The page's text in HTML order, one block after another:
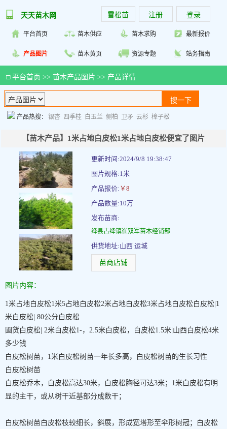
天天苗木网 雪松苗 注册 登录
平台首页 苗木供应 苗木求购 最新报价
产品图片 苗木黄页 资源专题 站务指南
□ 平台首页 >> 苗木产品图片 >> 产品详情
产品热搜： 银杏 四季桂 白玉兰 侧柏 卫矛 云杉 樟子松
【苗木产品】1米占地白皮松1米占地白皮松便宜了图片
更新时间:2024/9/8 19:38:47
图片规格:1米
产品报价: ￥8
产品数量:10万
发布苗商:
绛县古绛镇崔双军苗木经销部
供货地址:山西 运城
苗商店铺
图片内容：
1米占地白皮松1米5占地白皮松2米占地白皮松3米占地白皮松白皮松|1
米白皮松| 80公分白皮松
圃货白皮松| 2米白皮松1-，2.5米白皮松，白皮松1.5米|山西白皮松4米
多少钱
白皮松树苗，1米白皮松树苗一年长多高，白皮松树苗的生长习性
白皮松树苗
白皮松乔木，白皮松高达30米，白皮松胸径可达3米；1米白皮松有明
显的主干，或从树干近基部分成数干；
白皮松树苗白皮松枝较细长，斜展，形成宽塔形至伞形树冠；白皮松